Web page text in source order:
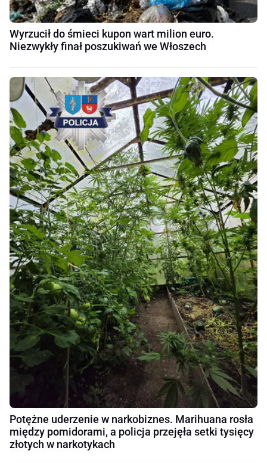
Wyrzucił do śmieci kupon wart milion euro.
Niezwykły finał poszukiwań we Włoszech
Potężne uderzenie w narkobiznes. Marihuana rosła
między pomidorami, a policja przejęła setki tysięcy
złotych w narkotykach